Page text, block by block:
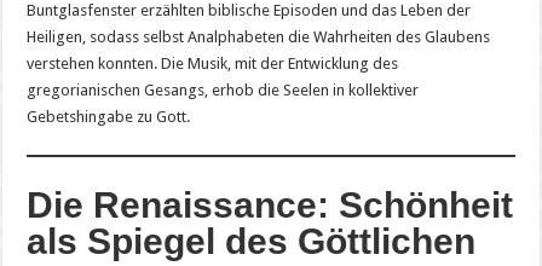
Buntglasfenster erzählten biblische Episoden und das Leben der
Heiligen, sodass selbst Analphabeten die Wahrheiten des Glaubens
verstehen konnten. Die Musik, mit der Entwicklung des
gregorianischen Gesangs, erhob die Seelen in kollektiver
Gebetshingabe zu Gott.
Die Renaissance: Schönheit
als Spiegel des Göttlichen